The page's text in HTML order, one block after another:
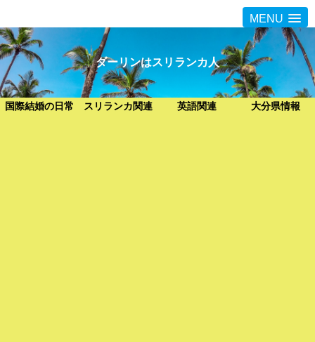
MENU
ダーリンはスリランカ人
国際結婚の日常 スリランカ関連 英語関連 大分県情報